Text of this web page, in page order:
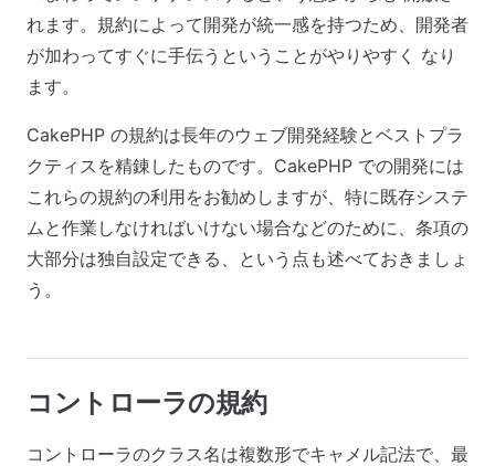
れます。規約によって開発が統一感を持つため、開発者
が加わってすぐに手伝うということがやりやすく なり
ます。
CakePHP の規約は長年のウェブ開発経験とベストプラ
クティスを精錬したものです。CakePHP での開発には
これらの規約の利用をお勧めしますが、特に既存システ
ムと作業しなければいけない場合などのために、条項の
大部分は独自設定できる、という点も述べておきましょ
う。
コントローラの規約
コントローラのクラス名は複数形でキャメル記法で、最